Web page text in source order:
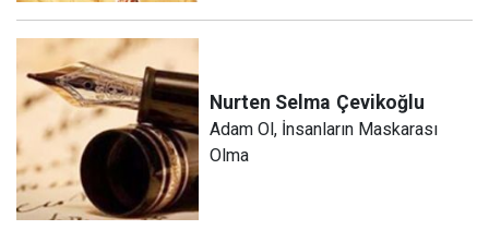
Nurten Selma Çevikoğlu
Adam Ol, İnsanların Maskarası
Olma